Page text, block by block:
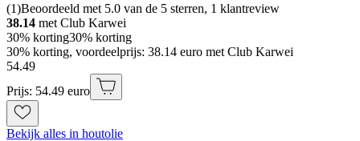
(1)Beoordeeld met 5.0 van de 5 sterren, 1 klantreview
38.14 met Club Karwei
30% korting30% korting
30% korting, voordeelprijs: 38.14 euro met Club Karwei
54.49
Prijs: 54.49 euro
Bekijk alles in houtolie